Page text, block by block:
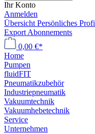
Ihr Konto
Anmelden
Übersicht Persönliches
Export Abonnements
0,00 €*
Home
Pumpen
fluidFIT
Pneumatikzubehör
Industriepneumatik
Vakuumtechnik
Vakuumhebetechnik
Service
Unternehmen